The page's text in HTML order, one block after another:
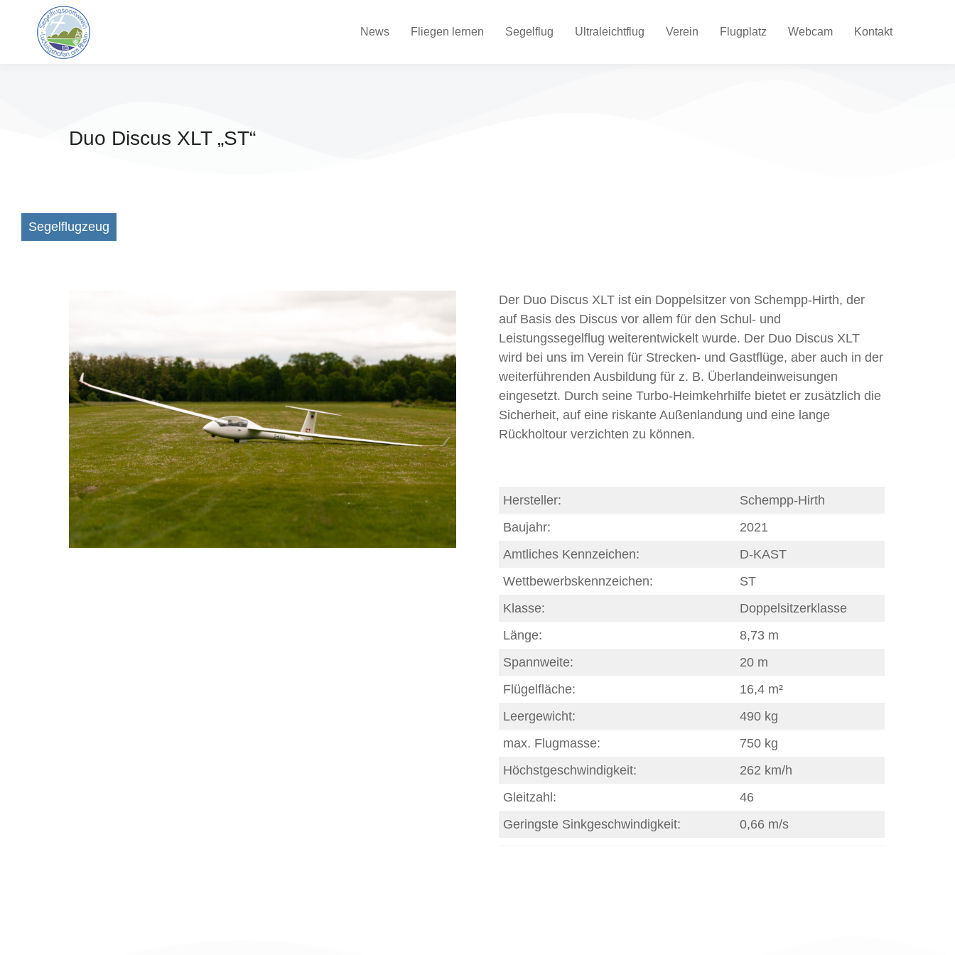
News Fliegen lernen Segelflug Ultraleichtflug Verein Flugplatz Webcam Kontakt
Duo Discus XLT „ST“
Segelflugzeug
Der Duo Discus XLT ist ein Doppelsitzer von Schempp-Hirth, der
auf Basis des Discus vor allem für den Schul- und
Leistungssegelflug weiterentwickelt wurde. Der Duo Discus XLT
wird bei uns im Verein für Strecken- und Gastflüge, aber auch in der
weiterführenden Ausbildung für z. B. Überlandeinweisungen
eingesetzt. Durch seine Turbo-Heimkehrhilfe bietet er zusätzlich die
Sicherheit, auf eine riskante Außenlandung und eine lange
Rückholtour verzichten zu können.
Hersteller:
Schempp-Hirth
Baujahr:
2021
Amtliches Kennzeichen:
D-KAST
Wettbewerbskennzeichen:
ST
Klasse:
Doppelsitzerklasse
Länge:
8,73 m
Spannweite:
20 m
Flügelfläche:
16,4 m²
Leergewicht:
490 kg
max. Flugmasse:
750 kg
Höchstgeschwindigkeit:
262 km/h
Gleitzahl:
46
Geringste Sinkgeschwindigkeit:
0,66 m/s